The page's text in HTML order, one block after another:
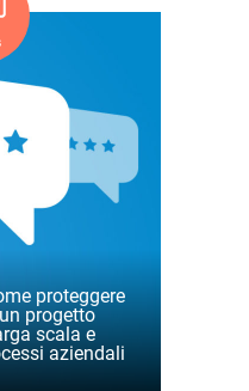
proteggere
progetto
scala e
aziendali